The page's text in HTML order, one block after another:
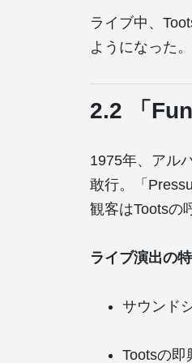
ライブ中、
ようになった
2.2 「
1975年、アル
敢行。「
観客はTootsの
ライブ演出の
サウンド
Tootsの即